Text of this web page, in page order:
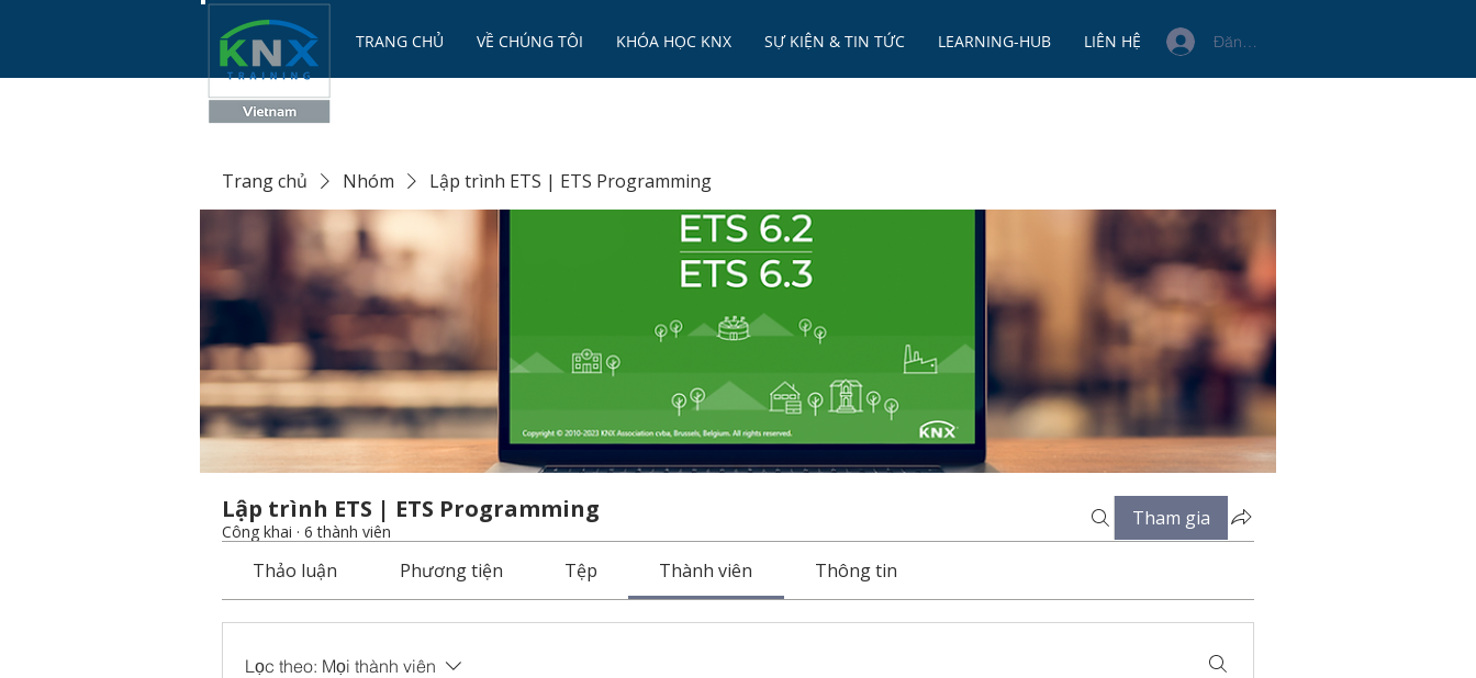
TRANG CHỦ VỀ CHÚNG TÔI KHÓA HỌC KNX SỰ KIỆN & TIN TỨC LEARNING-HUB LIÊN HỆ Đăng nhập
Trang chủ Nhóm Lập trình ETS | ETS Programming
Lập trình ETS | ETS Programming
Công khai · 6 thành viên
Tham gia
Thảo luận Phương tiện Tệp Thành viên Thông tin
Lọc theo: Mọi thành viên